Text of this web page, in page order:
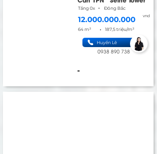
Tầng 0x • Đông Bắc
12.000.000.000 vnd
64 m² • 187,5 triệu/m²
Huyền Lê
0938 890 738
-